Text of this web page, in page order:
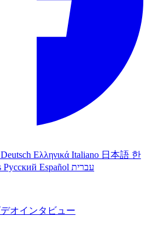
Deutsch Ελληνικά Italiano 日本語 한
Русский Español עברית
デオインタビュー